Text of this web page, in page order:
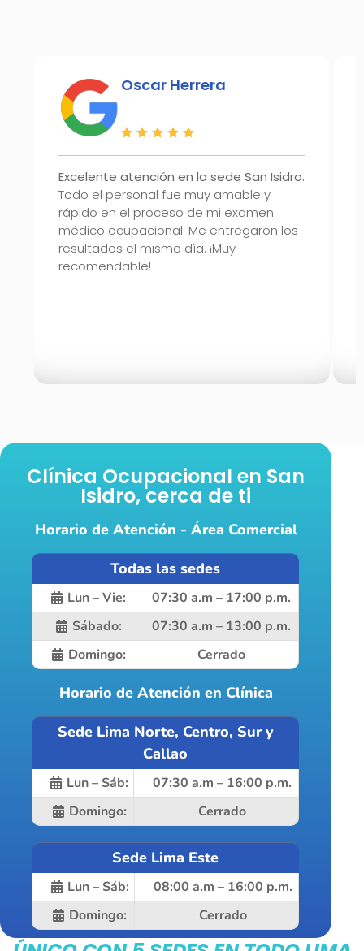
Oscar Herrera
Excelente atención en la sede San Isidro.
Todo el personal fue muy amable y
rápido en el proceso de mi examen
médico ocupacional. Me entregaron los
resultados el mismo día. ¡Muy
recomendable!
Clínica Ocupacional en San
Isidro, cerca de ti
Horario de Atención - Área Comercial
Todas las sedes
Lun – Vie:
07:30 a.m – 17:00 p.m.
Sábado:
07:30 a.m – 13:00 p.m.
Domingo:
Cerrado
Horario de Atención en Clínica
Sede Lima Norte, Centro, Sur y
Callao
Lun – Sáb:
07:30 a.m – 16:00 p.m.
Domingo:
Cerrado
Sede Lima Este
Lun – Sáb:
08:00 a.m – 16:00 p.m.
Domingo:
Cerrado